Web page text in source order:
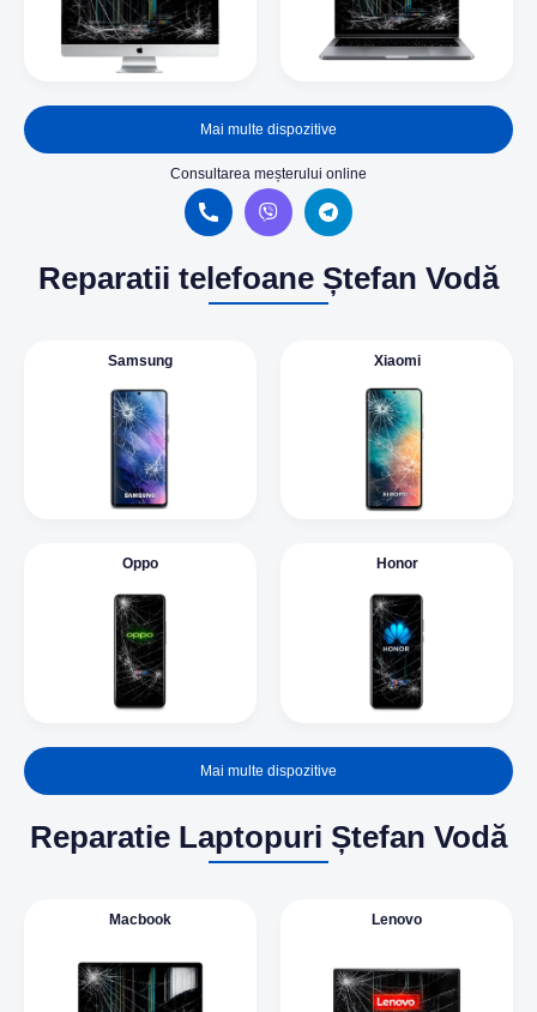
Mai multe dispozitive
Consultarea meșterului online
Reparatii telefoane Ștefan Vodă
Samsung Xiaomi
Oppo Honor
Mai multe dispozitive
Reparatie Laptopuri Ștefan Vodă
Macbook Lenovo